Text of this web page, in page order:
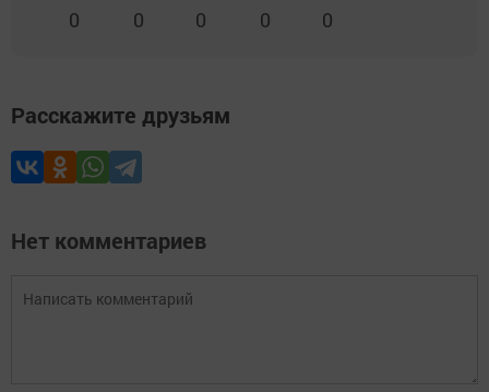
0 0 0 0 0
Расскажите друзьям
Нет комментариев